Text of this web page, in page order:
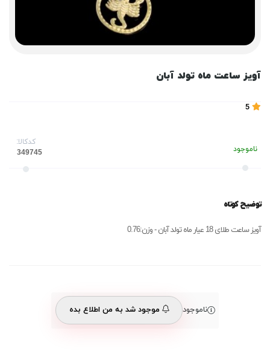
آویز ساعت ماه تولد آبان
ناموجود
کدکالا:
توضیح کوتاه
آویز ساعت طلای 18 عیار ماه تولد آبان - وزن:0.76
ناموجود موجود شد به من اطلاع بده